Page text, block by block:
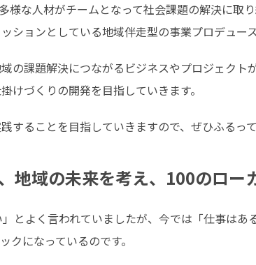
様な人材がチームとなって社会課題の解決に取
ションとしている地域伴走型の事業プロデュー
の課題解決につながるビジネスやプロジェクトが
けづくりの開発を目指していきます。
することを目指していきますので、ぜひふるっ
地域の未来を考え、100のロー
とよく言われていましたが、今では「仕事は
クになっているのです。